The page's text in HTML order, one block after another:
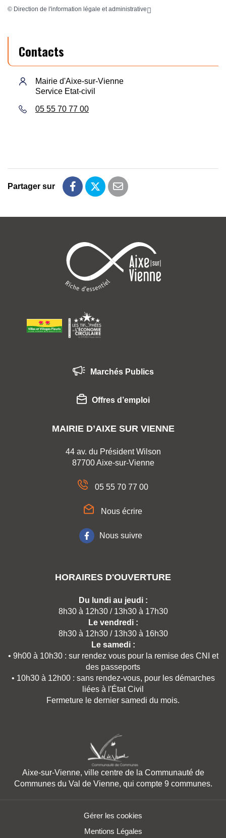
© Direction de l'information légale et administrative
Contacts
Mairie d'Aixe-sur-Vienne
Service Etat-civil
05 55 70 77 00
Partager sur
Partager sur Facebook
Partager sur Twitter
Partager par email
Marchés Publics
Offres d’emploi
MAIRIE D’AIXE SUR VIENNE
44 av. du Président Wilson
87700 Aixe-sur-Vienne
05 55 70 77 00
Nous écrire
Nous suivre
HORAIRES D'OUVERTURE
Du lundi au jeudi :
8h30 à 12h30 / 13h30 à 17h30
Le vendredi :
8h30 à 12h30 / 13h30 à 16h30
Le samedi :
• 9h00 à 10h30 : sur rendez vous pour la remise des CNI et
des passeports
• 10h30 à 12h00 : sans rendez-vous, pour les démarches
liées à l'État Civil
Fermeture le dernier samedi du mois.
Aixe-sur-Vienne, ville centre de la Communauté de
Communes du Val de Vienne, qui compte 9 communes.
Gérer les cookies
Mentions Légales